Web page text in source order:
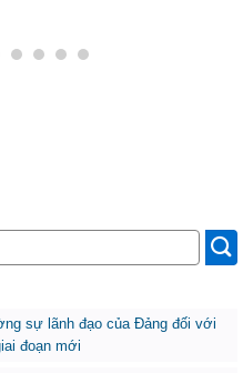
sự lãnh đạo của Đảng đối với
đoạn mới